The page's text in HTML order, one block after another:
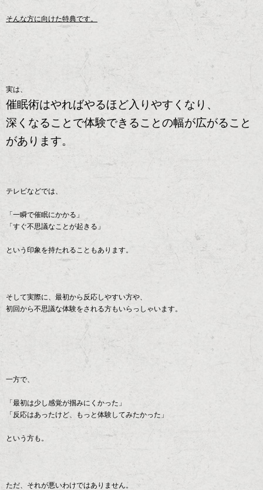
そんな方に向けた特典です。
実は、
催眠術はやればやるほど入りやすくなり、
深くなることで体験できることの幅が広がること
があります。
テレビなどでは、
「一瞬で催眠にかかる」
「すぐ不思議なことが起きる」
という印象を持たれることもあります。
そして実際に、最初から反応しやすい方や、
初回から不思議な体験をされる方もいらっしゃいます。
一方で、
「最初は少し感覚が掴みにくかった」
「反応はあったけど、もっと体験してみたかった」
という方も。
ただ、それが悪いわけではありません。